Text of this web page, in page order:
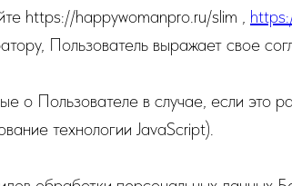
https://happywomanpro.ru/slim ,
Пользователь выражает свое
Пользователе в случае, если это
технологии JavaScript).